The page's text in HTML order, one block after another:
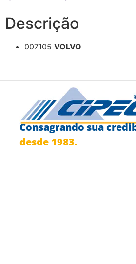
Descrição
007105 VOLVO
Consagrando sua
desde 1983.